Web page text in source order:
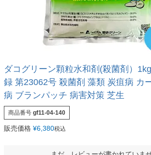
ダコグリーン顆粒水和剤(殺菌剤）
録 第23062号 殺菌剤 藻類 炭疽病 カ
病 ブランパッチ 病害対策 芝生
商品番号 gf11-04-140
販売価格 ¥6,380税込